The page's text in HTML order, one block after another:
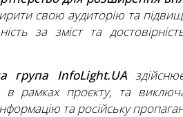
свою аудиторію та
за зміст та
група InfoLight.UA
в рамках проєкту, та
та російську